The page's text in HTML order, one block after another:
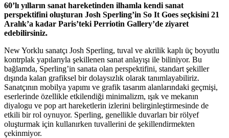
60’lı yılların sanat hareketinden ilhamla kendi sanat
perspektifini oluşturan Josh Sperling’in So It Goes seçkisini 21
Aralık’a kadar Paris’teki Perriotin Gallery’de ziyaret
edebilirsiniz.
New Yorklu sanatçı Josh Sperling, tuval ve akrilik kaplı üç boyutlu
kontrplak yapılarıyla şekillenen sanat anlayışı ile biliniyor. Bu
bağlamda, Sperling’in sanata olan perspektifini, standart şekiller
dışında kalan grafiksel bir dolaysızlık olarak tanımlayabiliriz.
Sanatçının mobilya yapımı ve grafik tasarım alanlarındaki geçmişi,
eserlerinde özellikle etkilendiği minimalizm, ışık ve mekanın
diyalogu ve pop art hareketlerin izlerini belirginleştirmesinde de
etkili bir rol oynuyor. Sperling, genellikle duvarları bir rölyef
oluşturmak için kullanırken tuvallerini de şekillendirmekten
çekinmiyor.